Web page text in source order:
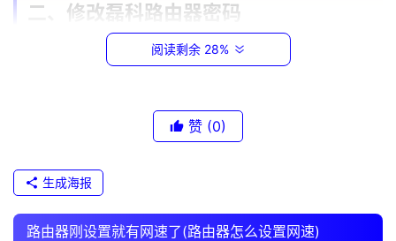
.
1
.
二、修改磊科路由器密码
1、同样，在浏览器中输入磊科路由器的IP地址，进入
2、在管理页面中，找到“系统管理”选项，并点击进
3、在系统管理页面中，找到“密码设置”选项，并点击
进入。
阅读剩余 28%
赞 (0)
生成海报
路由器刚设置就有网速了(路由器怎么设置网速)